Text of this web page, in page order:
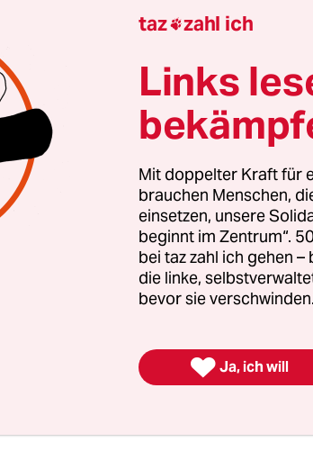
Wochen hat Bremen gewählt.
Ferienstart,
Grüne und Linkspartei – mit
– noch verhalten müssen. Die
wird das kleinste Bundesland
einen neuen Senat
mit Andreas Bovenschulte, wie
mit SPD-Parteibuch sein: Für
ihrer krachenden Wahlniederlage
taz zahl ich
Links
Mit doppelter Kraft für
brauchen Menschen,
einsetzen, unsere
beginnt im Zentrum“.
bei taz zahl ich gehen
die linke,
bevor sie
 Ja, ich will